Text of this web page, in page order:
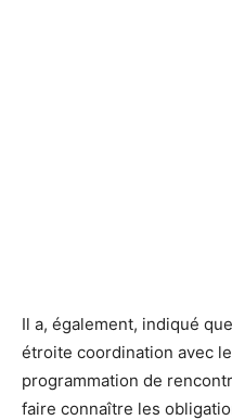
Il a, également, indiqué
étroite coordination avec
programmation de
faire connaître les